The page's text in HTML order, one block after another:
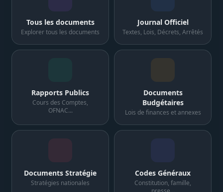
Tous les documents
Explorer tous les documents
Journal Officiel
Textes, Lois, Décrets, Arrêtés
Rapports Publics
Cours des Comptes,
OFNAC...
Documents
Budgétaires
Lois de finances et annexes
Documents Stratégie
Stratégies nationales
Codes Généraux
Constitution, famille,